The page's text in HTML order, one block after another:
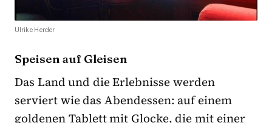
Ulrike Herder
Speisen auf Gleisen
Das Land und die Erlebnisse werden
serviert wie das Abendessen: auf einem
goldenen Tablett mit Glocke, die mit einer